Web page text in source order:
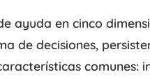
ayuda en cinco
de decisiones,
comunes: